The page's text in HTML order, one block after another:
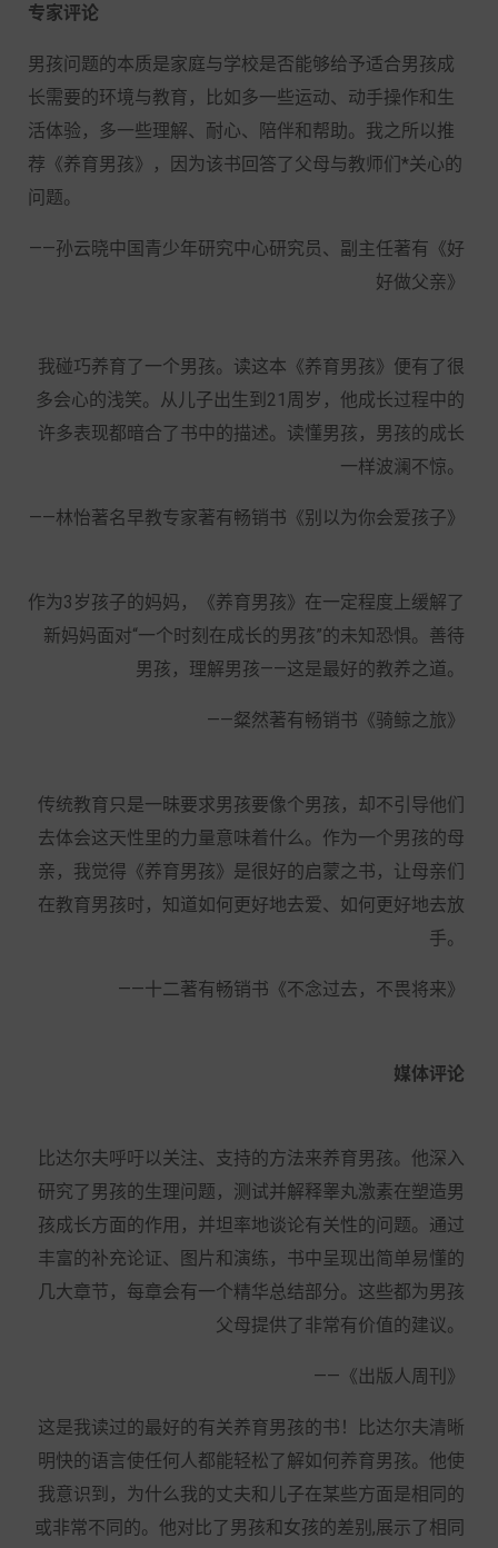
专家评论
男孩问题的本质是家庭与学校是否能够给予适合男孩成
长需要的环境与教育，比如多一些运动、动手操作和生
活体验，多一些理解、耐心、陪伴和帮助。我之所以推
荐《养育男孩》，因为该书回答了父母与教师们*关心的
问题。
——孙云晓中国青少年研究中心研究员、副主任著有《好
好做父亲》
我碰巧养育了一个男孩。读这本《养育男孩》便有了很
多会心的浅笑。从儿子出生到21周岁，他成长过程中的
许多表现都暗合了书中的描述。读懂男孩，男孩的成长
一样波澜不惊。
——林怡著名早教专家著有畅销书《别以为你会爱孩子》
作为3岁孩子的妈妈，《养育男孩》在一定程度上缓解了
新妈妈面对“一个时刻在成长的男孩”的未知恐惧。善待
男孩，理解男孩——这是最好的教养之道。
——粲然著有畅销书《骑鲸之旅》
传统教育只是一昧要求男孩要像个男孩，却不引导他们
去体会这天性里的力量意味着什么。作为一个男孩的母
亲，我觉得《养育男孩》是很好的启蒙之书，让母亲们
在教育男孩时，知道如何更好地去爱、如何更好地去放
手。
——十二著有畅销书《不念过去，不畏将来》
媒体评论
比达尔夫呼吁以关注、支持的方法来养育男孩。他深入
研究了男孩的生理问题，测试并解释睾丸激素在塑造男
孩成长方面的作用，并坦率地谈论有关性的问题。通过
丰富的补充论证、图片和演练，书中呈现出简单易懂的
几大章节，每章会有一个精华总结部分。这些都为男孩
父母提供了非常有价值的建议。
——《出版人周刊》
这是我读过的最好的有关养育男孩的书！比达尔夫清晰
明快的语言使任何人都能轻松了解如何养育男孩。他使
我意识到，为什么我的丈夫和儿子在某些方面是相同的
或非常不同的。他对比了男孩和女孩的差别,展示了相同